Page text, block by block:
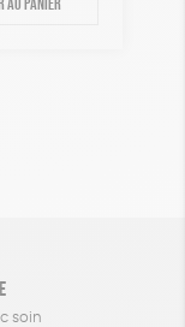
au panier
soin